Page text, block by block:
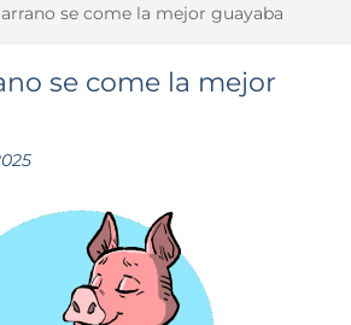
se come la mejor guayaba
se come la mejor